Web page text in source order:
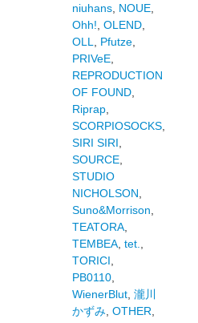
niuhans, NOUE,
Ohh! OLEND,
OLL
Pfutze,
PRIVeE,
REPRODUCTION
OF FOUND,
Riprap,
SCORPIOSOCKS,
SIRI SIRI
SOURCE,
STUDIO
NICHOLSON
Suno&Morrison
TEATORA,
TEMBEA, tet.
TORICI
PB0110,
WienerBlut, 瀧川
かずみ, OTHER